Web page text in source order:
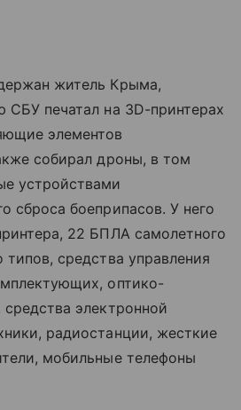
житель Крыма,
СБУ печатал на 3D-принтерах
элементов
собирал дроны, в том
устройствами
сброса боеприпасов. У него
22 БПЛА самолетного
типов, средства управления
оптико-
электронной
радиостанции, жесткие
мобильные телефоны